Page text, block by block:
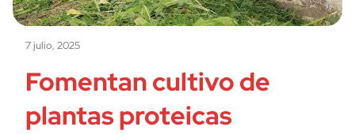
7 julio, 2025
Fomentan cultivo de
plantas proteicas